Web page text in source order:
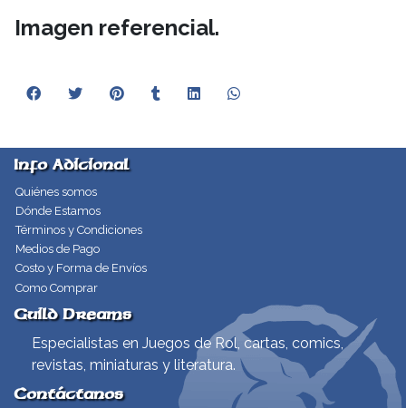
Imagen referencial.
Info Adicional
Quiénes somos
Dónde Estamos
Términos y Condiciones
Medios de Pago
Costo y Forma de Envíos
Como Comprar
Guild Dreams
Especialistas en Juegos de Rol, cartas, comics,
revistas, miniaturas y literatura.
Contáctanos